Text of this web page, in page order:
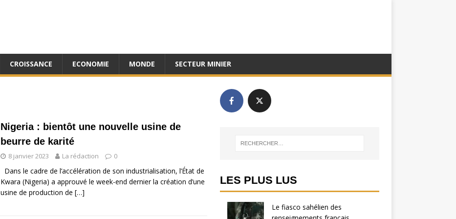
CROISSANCE ECONOMIE MONDE SECTEUR MINIER
Nigeria : bientôt une nouvelle usine de
beurre de karité
8 janvier 2023 La rédaction 0
Dans le cadre de l’accélération de son industrialisation, l’État de
Kwara (Nigeria) a approuvé le week-end dernier la création d’une
usine de production de […]
LES PLUS LUS
Le fiasco sahélien des